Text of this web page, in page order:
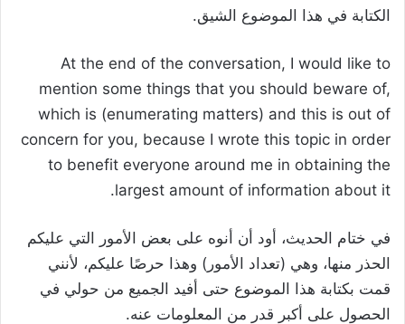
الكتابة في هذا الموضوع الشيق.
At the end of the conversation, I would like to
mention some things that you should beware of,
which is (enumerating matters) and this is out of
concern for you, because I wrote this topic in order
to benefit everyone around me in obtaining the
largest amount of information about it.
في ختام الحديث، أود أن أنوه على بعض الأمور التي عليكم
الحذر منها، وهي (تعداد الأمور) وهذا حرصًا عليكم، لأنني
قمت بكتابة هذا الموضوع حتى أفيد الجميع من حولي في
الحصول على أكبر قدر من المعلومات عنه.